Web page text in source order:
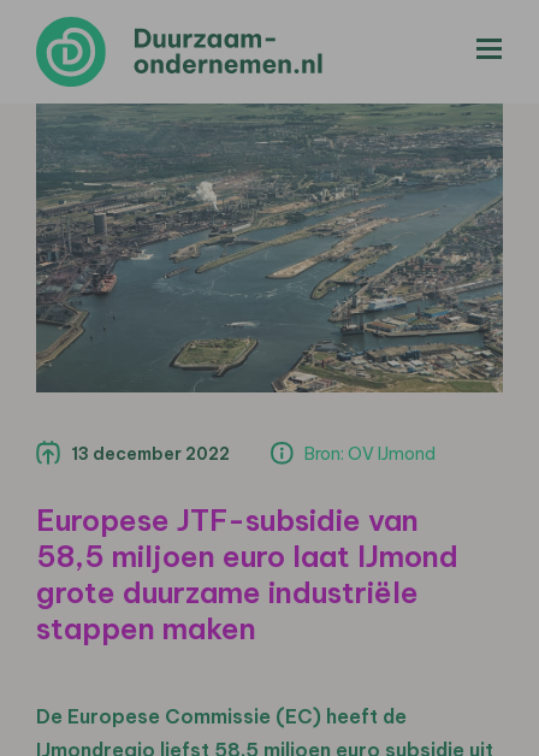
13 december 2022 Bron: OV IJmond
Europese JTF-subsidie van
58,5 miljoen euro laat IJmond
grote duurzame industriële
stappen maken
De Europese Commissie (EC) heeft de
IJmondregio liefst 58,5 miljoen euro subsidie uit